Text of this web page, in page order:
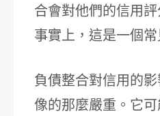
合會對他們的信用
事實上，這是一個常
負債整合對信用的
像的那麼嚴重。它